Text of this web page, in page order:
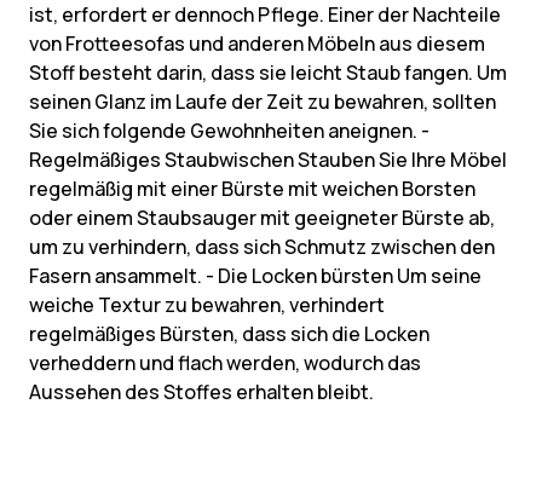
ist, erfordert er dennoch Pflege. Einer der Nachteile
von Frotteesofas und anderen Möbeln aus diesem
Stoff besteht darin, dass sie leicht Staub fangen. Um
seinen Glanz im Laufe der Zeit zu bewahren, sollten
Sie sich folgende Gewohnheiten aneignen. -
Regelmäßiges Staubwischen Stauben Sie Ihre Möbel
regelmäßig mit einer Bürste mit weichen Borsten
oder einem Staubsauger mit geeigneter Bürste ab,
um zu verhindern, dass sich Schmutz zwischen den
Fasern ansammelt. - Die Locken bürsten Um seine
weiche Textur zu bewahren, verhindert
regelmäßiges Bürsten, dass sich die Locken
verheddern und flach werden, wodurch das
Aussehen des Stoffes erhalten bleibt.